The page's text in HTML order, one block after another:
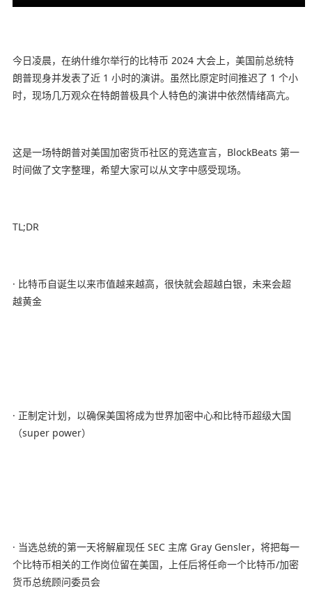
今日凌晨，在纳什维尔举行的比特币 2024 大会上，美国前总统特
朗普现身并发表了近 1 小时的演讲。虽然比原定时间推迟了 1 个小
时，现场几万观众在特朗普极具个人特色的演讲中依然情绪高亢。
这是一场特朗普对美国加密货币社区的竞选宣言，BlockBeats 第一
时间做了文字整理，希望大家可以从文字中感受现场。
TL;DR
· 比特币自诞生以来市值越来越高，很快就会超越白银，未来会超
越黄金
· 正制定计划，以确保美国将成为世界加密中心和比特币超级大国
（super power）
· 当选总统的第一天将解雇现任 SEC 主席 Gray Gensler，将把每一
个比特币相关的工作岗位留在美国，上任后将任命一个比特币/加密
货币总统顾问委员会